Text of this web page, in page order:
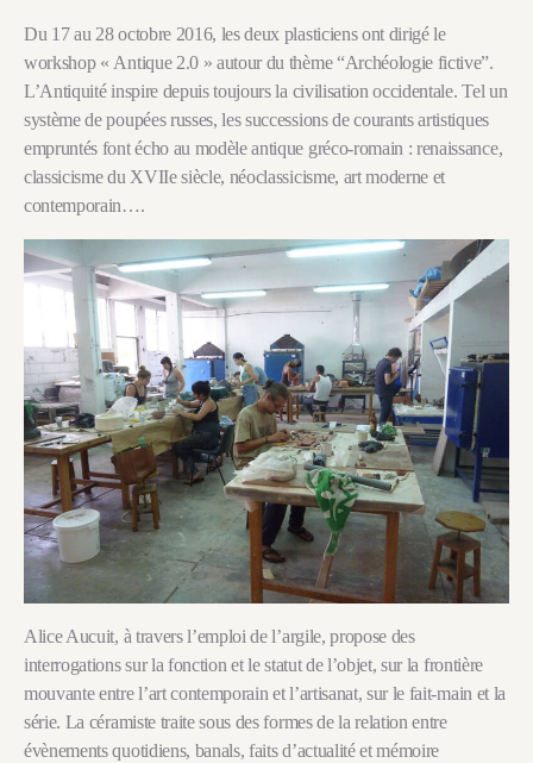
Du 17 au 28 octobre 2016, les deux plasticiens ont dirigé le
workshop « Antique 2.0 » autour du thème “Archéologie fictive”.
L’Antiquité inspire depuis toujours la civilisation occidentale. Tel un
système de poupées russes, les successions de courants artistiques
empruntés font écho au modèle antique gréco-romain : renaissance,
classicisme du XVIIe siècle, néoclassicisme, art moderne et
contemporain….
Alice Aucuit, à travers l’emploi de l’argile, propose des
interrogations sur la fonction et le statut de l’objet, sur la frontière
mouvante entre l’art contemporain et l’artisanat, sur le fait-main et la
série. La céramiste traite sous des formes de la relation entre
évènements quotidiens, banals, faits d’actualité et mémoire